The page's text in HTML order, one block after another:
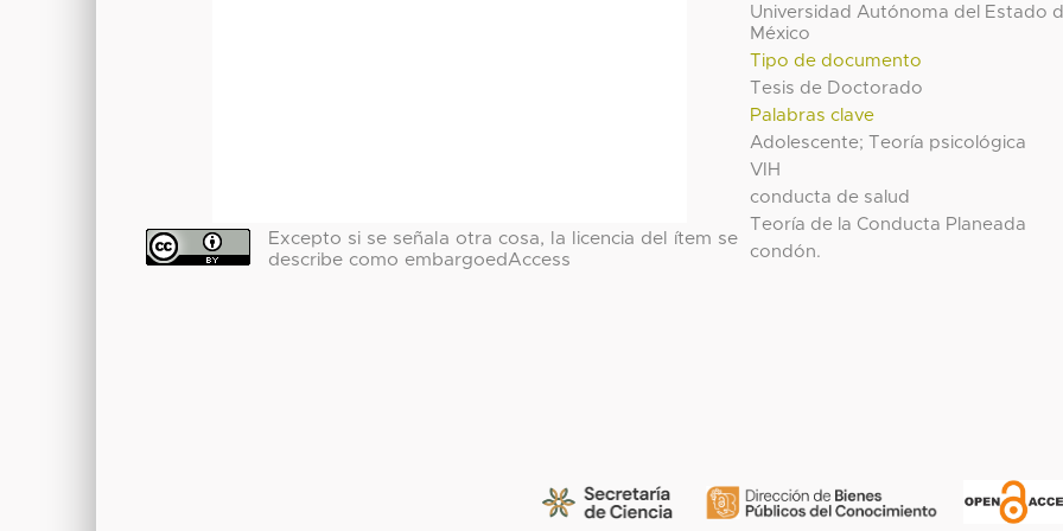
Universidad Autónoma del Estado
México
Tipo de documento
Tesis de Doctorado
Palabras clave
Adolescente; Teoría psicológica
VIH
conducta de salud
Teoría de la Conducta Planeada
condón.
Excepto si se señala otra cosa, la licencia del ítem se
describe como embargoedAccess